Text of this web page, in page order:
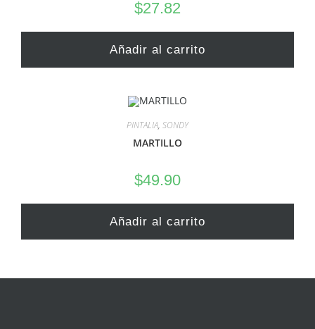
$27.82
Añadir al carrito
PINTALIA, SONDY
MARTILLO
$49.90
Añadir al carrito